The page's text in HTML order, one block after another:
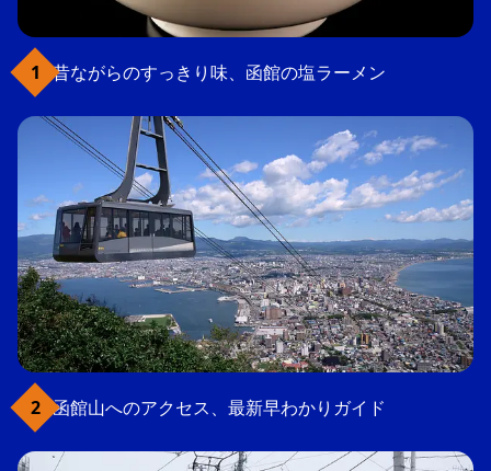
昔ながらのすっきり味、函館の塩ラーメン
函館山へのアクセス、最新早わかりガイド